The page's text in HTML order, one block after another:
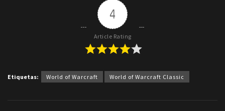
4
Article Rating
Etiquetas: World of Warcraft World of Warcraft Classic